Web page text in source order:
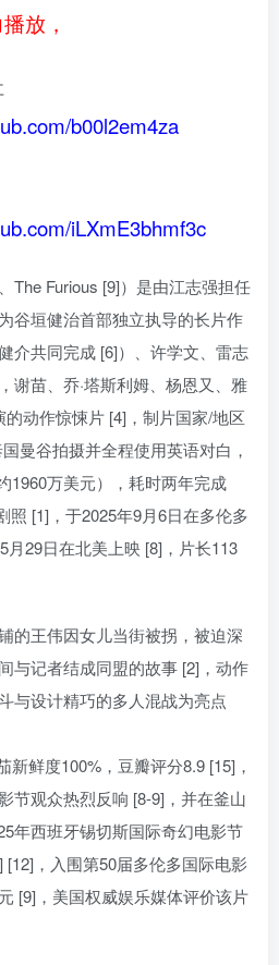
放，
b00l2em4za
iLXmE3bhmf3c
The Furious [9]）是由江志强担任
谷垣健治首部独立执导的长片作
介共同完成 [6]）、许学文、雷志
谢苗、乔·塔斯利姆、杨恩又、雅
的动作惊悚片 [4]，制片国家/地区
曼谷拍摄并全程使用英语对白，
1960万美元），耗时两年完成
照 [1]，于2025年9月6日在多伦多
月29日在北美上映 [8]，片长113
的王伟因女儿当街被拐，被迫深
与记者结成同盟的故事 [2]，动作
与设计精巧的多人混战为亮点
鲜度100%，豆瓣评分8.9 [15]，
节观众热烈反响 [8-9]，并在釜山
年西班牙锡切斯国际奇幻电影节
，入围第50届多伦多国际电影
[9]，美国权威娱乐媒体评价该片